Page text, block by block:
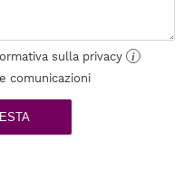
sulla privacy
i
comunicazioni